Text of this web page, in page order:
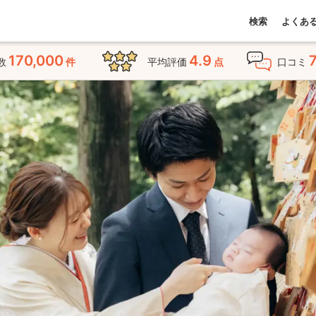
検索 よくあ
170,000件 平均評価 4.9 点 口コミ